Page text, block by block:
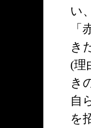
い
き
(理
き
自
を